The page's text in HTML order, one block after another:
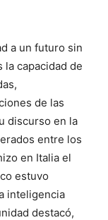
a un futuro sin
la capacidad de
de las
discurso en la
entre los
en Italia el
estuvo
inteligencia
destacó,